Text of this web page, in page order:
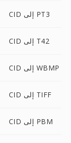
CID إلى PT3
CID إلى T42
CID إلى WBMP
CID إلى TIFF
CID إلى PBM